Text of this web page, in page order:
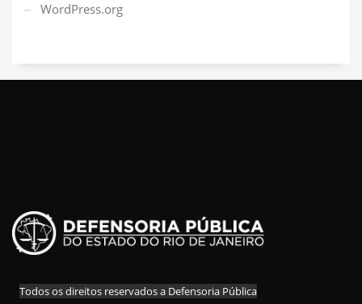
WordPress.org
Todos os direitos reservados a Defensoria Pública